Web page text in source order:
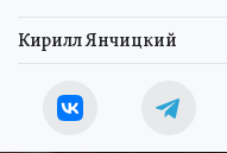
Кирилл Янчицкий